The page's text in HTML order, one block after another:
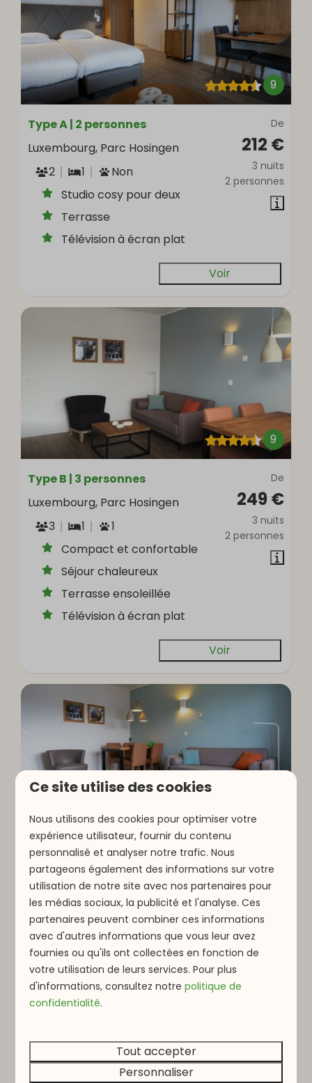
9
De
212 €
3 nuits
2 personnes
Type A | 2 personnes
Luxembourg, Parc Hosingen
2
1
Non
Studio cosy pour deux
Terrasse
Télévision à écran plat
Voir
9
De
249 €
3 nuits
2 personnes
Type B | 3 personnes
Luxembourg, Parc Hosingen
3
1
1
Compact et confortable
Séjour chaleureux
Terrasse ensoleillée
Télévision à écran plat
Voir
257 €
3 nuits
2 personnes
Type C | 3 personnes
Luxembourg, Parc Hosingen
3
1
1
Chambre à l’avant
Terrasse ensoleillée
Télévision à écran plat
MIS EN AVANT
Ce site utilise des cookies
Nous utilisons des cookies pour optimiser votre
expérience utilisateur, fournir du contenu
personnalisé et analyser notre trafic. Nous
partageons également des informations sur votre
utilisation de notre site avec nos partenaires pour
les médias sociaux, la publicité et l'analyse. Ces
partenaires peuvent combiner ces informations
avec d'autres informations que vous leur avez
fournies ou qu'ils ont collectées en fonction de
votre utilisation de leurs services. Pour plus
d'informations, consultez notre politique de
confidentialité.
Tout accepter
Personnaliser